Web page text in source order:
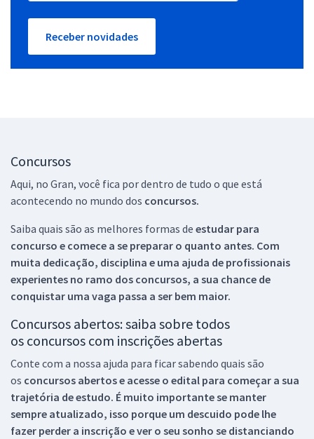
Receber novidades
Concursos
Aqui, no Gran, você fica por dentro de tudo o que está
acontecendo no mundo dos concursos.
Saiba quais são as melhores formas de estudar para
concurso e comece a se preparar o quanto antes. Com
muita dedicação, disciplina e uma ajuda de profissionais
experientes no ramo dos concursos, a sua chance de
conquistar uma vaga passa a ser bem maior.
Concursos abertos: saiba sobre todos
os concursos com inscrições abertas
Conte com a nossa ajuda para ficar sabendo quais são
os concursos abertos e acesse o edital para começar a sua
trajetória de estudo. É muito importante se manter
sempre atualizado, isso porque um descuido pode lhe
fazer perder a inscrição e ver o seu sonho se distanciando